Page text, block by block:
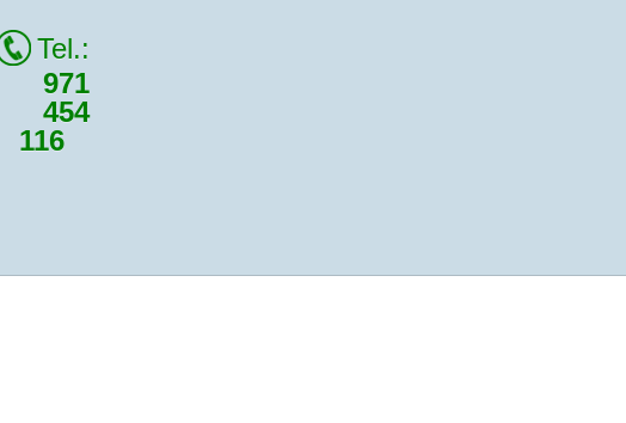
Tel.:
971
454
116